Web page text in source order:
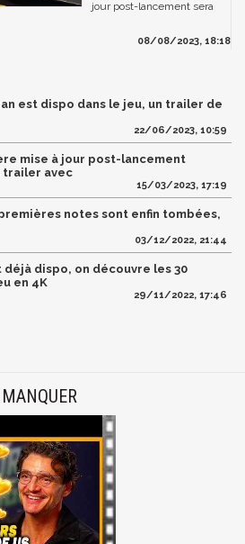
jour post-lancement sera
08/08/2023, 18:18
est dispo dans le jeu, un trailer de
22/06/2023, 10:59
mise à jour post-lancement
trailer avec
15/03/2023, 17:19
notes sont enfin tombées,
03/12/2022, 21:44
déjà dispo, on découvre les 30
en 4K
29/11/2022, 17:46